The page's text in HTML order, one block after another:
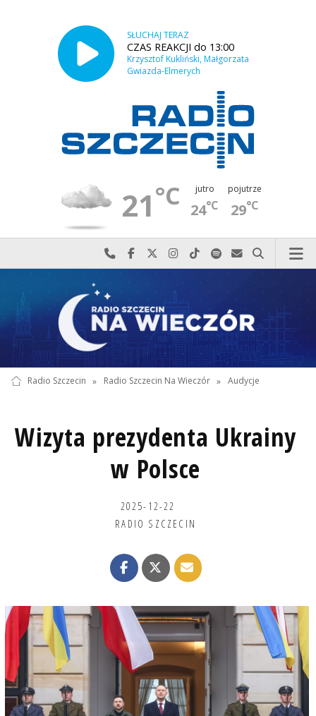
SŁUCHAJ TERAZ
CZAS REAKCJI do 13:00
Krzysztof Kukliński, Małgorzata
Gwiazda-Elmerych
21°C jutro
24°C
pojutrze
29°C
Najlepiej po prostu do nas zadzwoń
Odwiedź nas na Facebook-u
Odwiedź nas na X
Odwiedź nas na Instagram-ie
Odwiedź nas na TikTok-u
Szukaj nas na Spotify
Wyślij do nas
Szukaj
Radio Szczecin » Radio Szczecin Na Wieczór » Audycje
Wizyta prezydenta Ukrainy
w Polsce
2025-12-22
RADIO SZCZECIN